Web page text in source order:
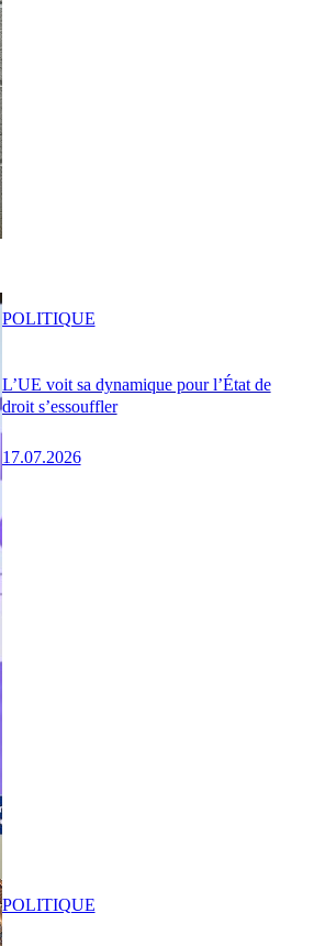
L’UE voit sa dynamique pour l’État de
droit s’essouffler
17.07.2026
POLITIQUE
POLITIQUE